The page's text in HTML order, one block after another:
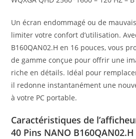
Un écran endommagé ou de
limiter votre confort d’utilisation.
B160QAN02.H en 16 pouces, vous
de gamme conçue pour offrir une
riche en détails. Idéal pour
il redonne instantanément une
à votre PC portable.
Caractéristiques de
40 Pins NANO